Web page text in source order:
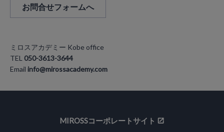
お問合せフォームへ
ミロスアカデミー Kobe office
TEL 050-3613-3644
Emailinfo@mirossacademy.com
MIROSSコーポレートサイト